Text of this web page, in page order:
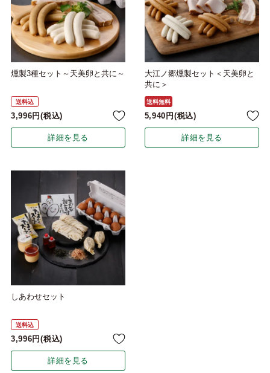
燻製3種セット～天美卵と共に～
送料込
3,996 税込
詳細を見る
大江ノ郷燻製セット＜天美卵と
共に＞
送料無料
5,940 税込
詳細を見る
しあわせセット
送料込
3,996 税込
詳細を見る